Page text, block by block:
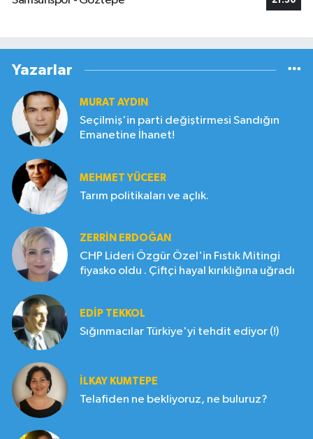
Yazarlar
MURAT AYDIN
Seçilmiş'in parti değiştirmesi Sandığın
Emanetine İhanet!
MEHMET YÜCEER
Tarım politikaları ve açlık.
ZERRIN ERDOĞAN
CHP Lideri Özgür Özel'in Fıstık Mitingi
fiyasko oldu . Çiftçi hayal kırıklığına uğradı
EDIP TEKKOL
Sığınmacılar Türkiye'yi tehdit ediyor (!)
İLKAY KUMTEPE
Telafiden ne bekliyoruz, ne buluruz?